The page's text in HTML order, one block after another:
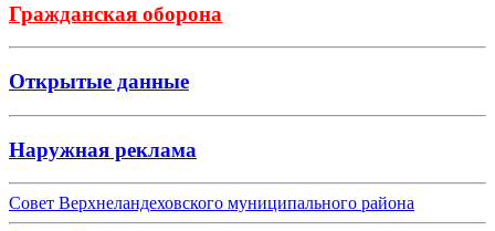
Гражданская оборона
Открытые данные
Наружная реклама
Совет Верхнеландеховского муниципального района